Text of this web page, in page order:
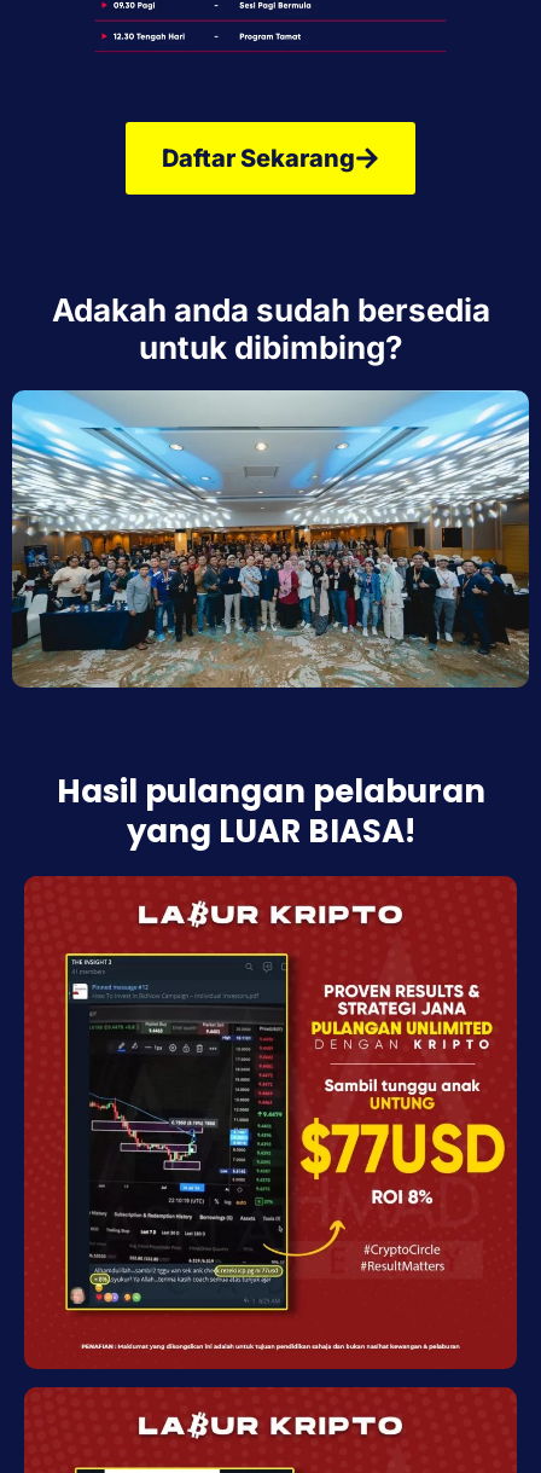
Daftar Sekarang
Adakah anda sudah bersedia
untuk dibimbing?
Hasil pulangan pelaburan
yang LUAR BIASA!